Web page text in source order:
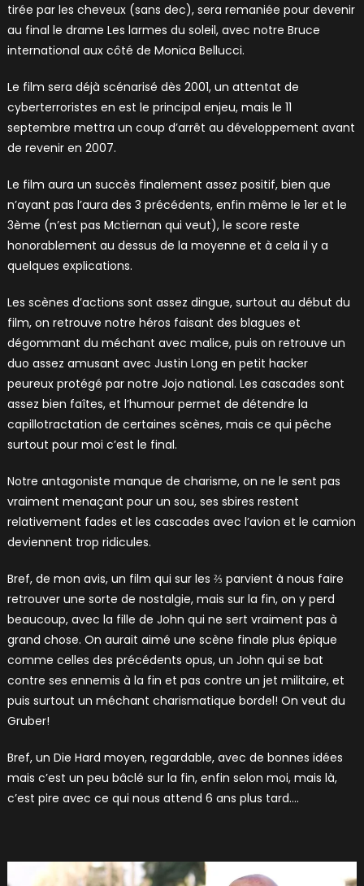
tirée par les cheveux (sans dec), sera remaniée pour devenir
au final le drame Les larmes du soleil, avec notre Bruce
international aux côté de Monica Bellucci.
Le film sera déjà scénarisé dès 2001, un attentat de
cyberterroristes en est le principal enjeu, mais le 11
septembre mettra un coup d’arrêt au développement avant
de revenir en 2007.
Le film aura un succès finalement assez positif, bien que
n’ayant pas l’aura des 3 précédents, enfin même le 1er et le
3ème (n’est pas Mctiernan qui veut), le score reste
honorablement au dessus de la moyenne et à cela il y a
quelques explications.
Les scènes d’actions sont assez dingue, surtout au début du
film, on retrouve notre héros faisant des blagues et
dégommant du méchant avec malice, puis on retrouve un
duo assez amusant avec Justin Long en petit hacker
peureux protégé par notre Jojo national. Les cascades sont
assez bien faîtes, et l’humour permet de détendre la
capillotractation de certaines scènes, mais ce qui pêche
surtout pour moi c’est le final.
Notre antagoniste manque de charisme, on ne le sent pas
vraiment menaçant pour un sou, ses sbires restent
relativement fades et les cascades avec l’avion et le camion
deviennent trop ridicules.
Bref, de mon avis, un film qui sur les ⅔ parvient à nous faire
retrouver une sorte de nostalgie, mais sur la fin, on y perd
beaucoup, avec la fille de John qui ne sert vraiment pas à
grand chose. On aurait aimé une scène finale plus épique
comme celles des précédents opus, un John qui se bat
contre ses ennemis à la fin et pas contre un jet militaire, et
puis surtout un méchant charismatique bordel! On veut du
Gruber!
Bref, un Die Hard moyen, regardable, avec de bonnes idées
mais c’est un peu bâclé sur la fin, enfin selon moi, mais là,
c’est pire avec ce qui nous attend 6 ans plus tard….